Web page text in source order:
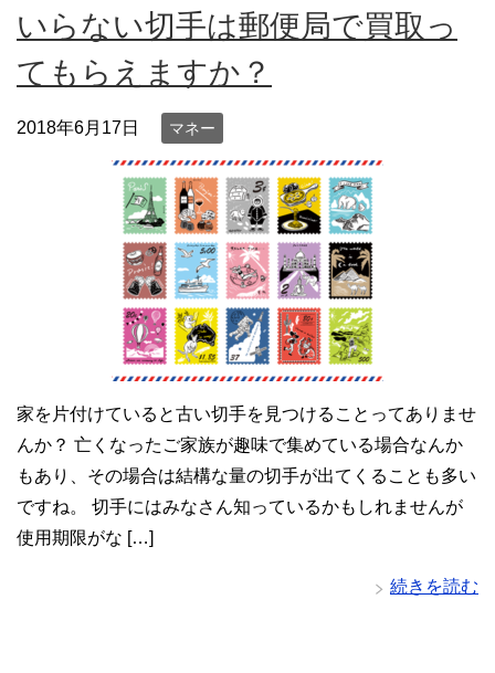
いらない切手は郵便局で買取っ
てもらえますか？
2018年6月17日 マネー
家を片付けていると古い切手を見つけることってありませ
んか？ 亡くなったご家族が趣味で集めている場合なんか
もあり、その場合は結構な量の切手が出てくることも多い
ですね。 切手にはみなさん知っているかもしれませんが
使用期限がな […]
続きを読む